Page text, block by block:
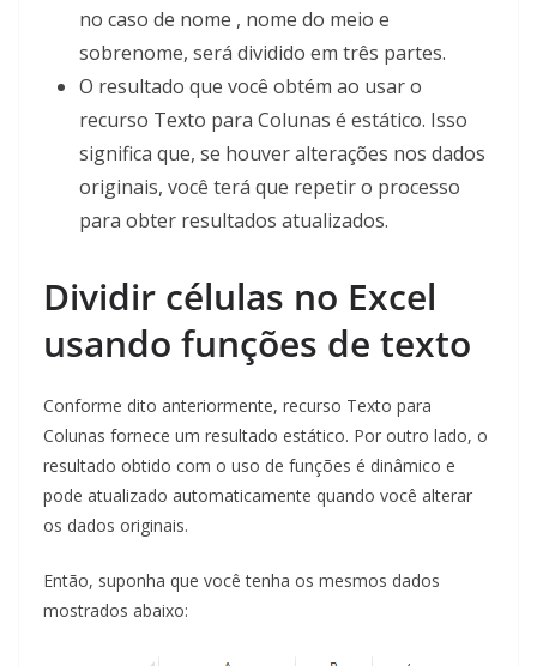
no caso de nome , nome do meio e
sobrenome, será dividido em três partes.
O resultado que você obtém ao usar o
recurso Texto para Colunas é estático. Isso
significa que, se houver alterações nos dados
originais, você terá que repetir o processo
para obter resultados atualizados.
Dividir células no Excel
usando funções de texto
Conforme dito anteriormente, recurso Texto para
Colunas fornece um resultado estático. Por outro lado, o
resultado obtido com o uso de funções é dinâmico e
pode atualizado automaticamente quando você alterar
os dados originais.
Então, suponha que você tenha os mesmos dados
mostrados abaixo: